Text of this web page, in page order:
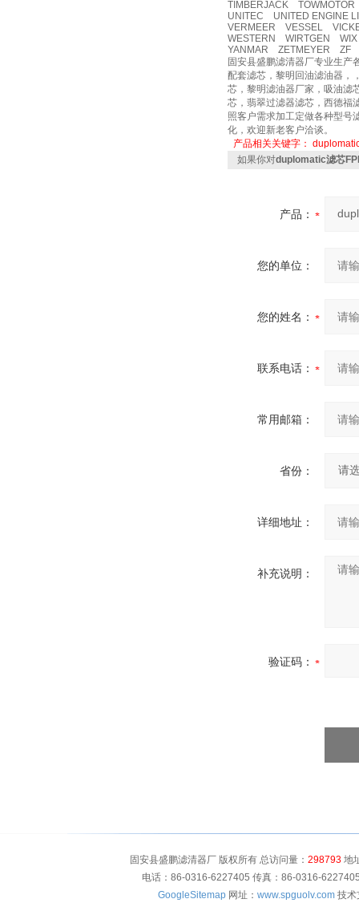
TIMBERJACK
UNITEC UNITED ENGINE
VERMEER VESSEL
WESTERN WIRTGEN
YANMAR ZETMEYER ZF
固安县盛鹏滤清器厂专业生产
配套滤芯，黎明回油滤油器，
芯，黎明滤油器厂家，吸油滤
芯，翡翠过滤器滤芯，西德福
照客户需求加工定做各种型号
化，欢迎新老客户洽谈。
产品相关关键字：
如果你对duplomatic滤芯
产品：
您的单位：
您的姓名：
联系电话：
常用邮箱：
省份：
详细地址：
补充说明：
验证码：
固安县盛鹏滤清器厂 版权所有 总访问量： 298793地
电话：86-0316-6227405 传真：86-0316-
GoogleSitemap 网址： www.spguolv.com 技术